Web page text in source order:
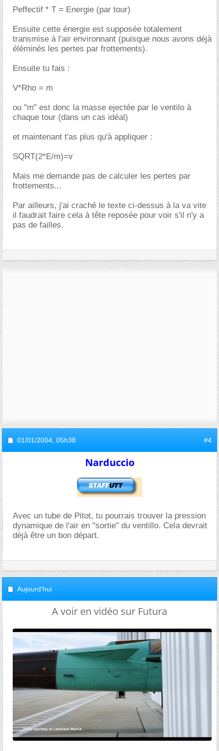
Peffectif * T = Energie (par tour)
Ensuite cette énergie est supposée totalement
transmise à l'air environnant (puisque nous avons déjà
éléminés les pertes par frottements).
Ensuite tu fais :
V*Rho = m
ou "m" est donc la masse ejectée par le ventilo à
chaque tour (dans un cas idéal)
et maintenant t'as plus qu'à appliquer :
SQRT(2*E/m)=v
Mais me demande pas de calculer les pertes par
frottements...
Par ailleurs, j'ai craché le texte ci-dessus à la va vite
il faudrait faire cela à tête reposée pour voir s'il n'y a
pas de failles.
01/01/2004, 05h38 #4
Narduccio
Avec un tube de Pitot, tu pourrais trouver la pression
dynamique de l'air en "sortie" du ventillo. Cela devrait
dèjà être un bon départ.
Aujourd'hui
A voir en vidéo sur Futura